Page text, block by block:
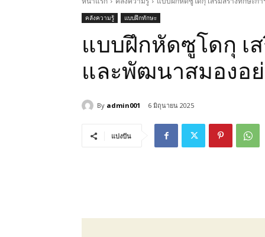
คลังความรู้ แบบฝึกทักษะ
แบบฝึกหัดซูโดกุ เ
และพัฒนาสมองอย่
By admin001 6 มิถุนายน 2025
แบ่งปัน